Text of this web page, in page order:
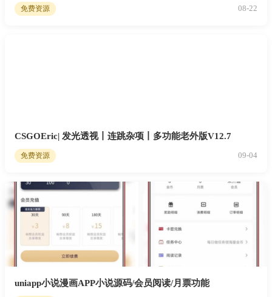
免费资源 08-22
CSGOEric| 发光透视丨连跳杂项丨多功能老外版V12.7
免费资源 09-04
uniapp小说漫画APP小说源码/会员阅读/月票功能